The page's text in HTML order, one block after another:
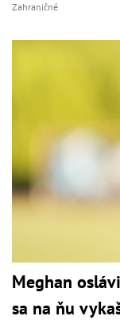
Zahraničné
Meghan
sa na ňu